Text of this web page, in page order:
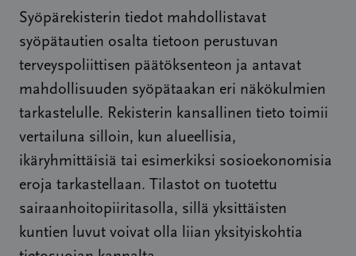
Syöpärekisterin tiedot mahdollistavat
syöpätautien osalta tietoon perustuvan
terveyspoliittisen päätöksenteon ja antavat
mahdollisuuden syöpätaakan eri näkökulmien
tarkastelulle. Rekisterin kansallinen tieto toimii
vertailuna silloin, kun alueellisia,
ikäryhmittäisiä tai esimerkiksi sosioekonomisia
eroja tarkastellaan. Tilastot on tuotettu
sairaanhoitopiiritasolla, sillä yksittäisten
kuntien luvut voivat olla liian yksityiskohtia